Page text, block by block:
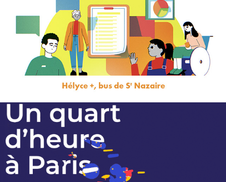
HELYCE+
Un quart d’heure à Paris